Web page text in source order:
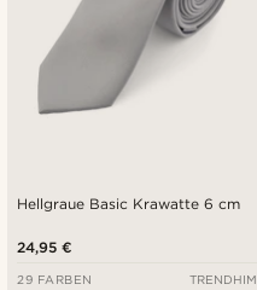
Hellgraue Basic Krawatte 6 cm
24,95 €
29 FARBEN TRENDHIM